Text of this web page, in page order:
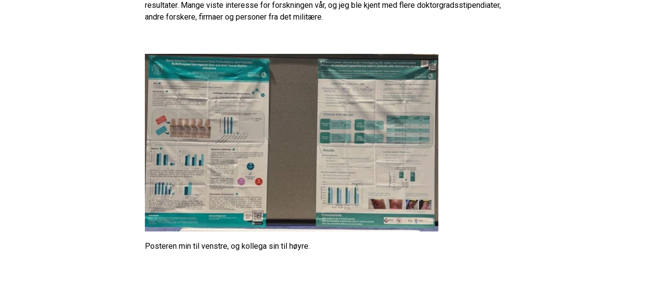
resultater. Mange viste interesse for forskningen vår, og jeg ble kjent med flere doktorgradsstipendiater,
andre forskere, firmaer og personer fra det militære.
Posteren min til venstre, og kollega sin til høyre.